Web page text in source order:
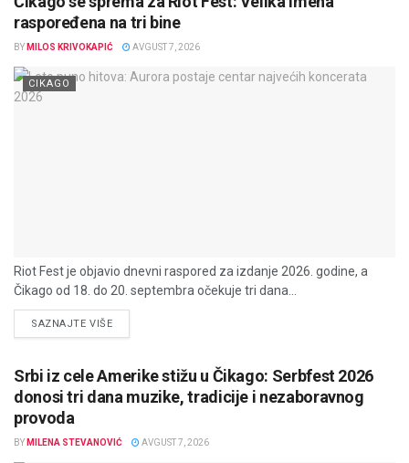
raspoređena na tri bine
BY MILOS KRIVOKAPIĆ AVGUST 7, 2026
CIKAGO
Riot Fest je objavio dnevni raspored za izdanje 2026. godine, a
Čikago od 18. do 20. septembra očekuje tri dana...
SAZNAJTE VIŠEDETAILS
Srbi iz cele Amerike stižu u Čikago: Serbfest 2026
donosi tri dana muzike, tradicije i nezaboravnog
provoda
BY MILENA STEVANOVIĆ AVGUST 7, 2026